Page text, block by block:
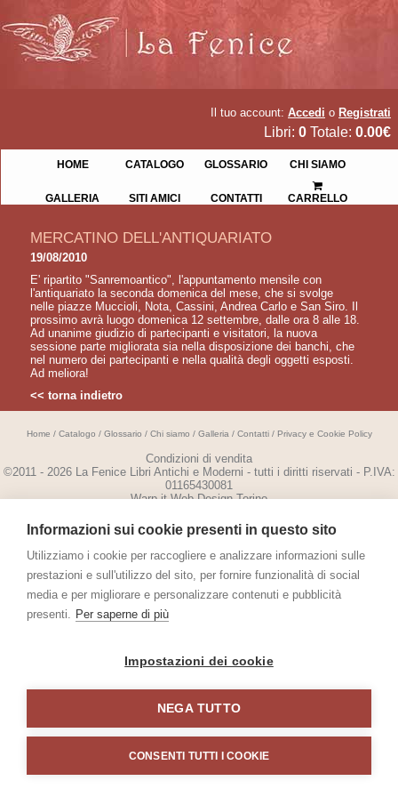
Il tuo account: Accedi o Registrati
Libri: 0 Totale: 0.00€
HOME CATALOGO GLOSSARIO CHI SIAMO
GALLERIA SITI AMICI CONTATTI CARRELLO
MERCATINO DELL'ANTIQUARIATO
19/08/2010
E' ripartito "Sanremoantico", l'appuntamento mensile con
l'antiquariato la seconda domenica del mese, che si svolge
nelle piazze Muccioli, Nota, Cassini, Andrea Carlo e San Siro. Il
prossimo avrà luogo domenica 12 settembre, dalle ora 8 alle 18.
Ad unanime giudizio di partecipanti e visitatori, la nuova
sessione parte migliorata sia nella disposizione dei banchi, che
nel numero dei partecipanti e nella qualità degli oggetti esposti.
Ad meliora!
<< torna indietro
Home / Catalogo / Glossario / Chi siamo / Galleria / Contatti/ Privacy e Cookie Policy
Condizioni di vendita
©2011 - 2026 La Fenice Libri Antichi e Moderni - tutti i diritti riservati - P.IVA:
01165430081
Warp.it Web Design Torino
Informazioni sui cookie presenti in questo sito
Utilizziamo i cookie per raccogliere e analizzare informazioni sulle
prestazioni e sull'utilizzo del sito, per fornire funzionalità di social
media e per migliorare e personalizzare contenuti e pubblicità
presenti. Per saperne di più
Impostazioni dei cookie
NEGA TUTTO
CONSENTI TUTTI I COOKIE